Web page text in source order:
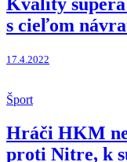
s cieľom
17.4.2022
Šport
Hráči HKM
proti Nitre, k